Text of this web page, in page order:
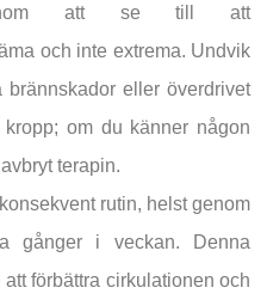
att se till att
och inte extrema. Undvik
brännskador eller överdrivet
om du känner någon
terapin.
rutin, helst genom
gånger i veckan. Denna
förbättra cirkulationen och